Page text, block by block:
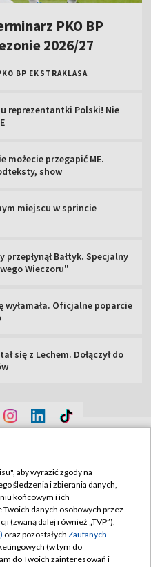
PKO BP
2026/27
BP EKSTRAKLASA
reprezentantki Polski! Nie
możecie przegapić ME.
show
miejscu w sprincie
przepłynął Bałtyk. Specjalny
Wieczoru"
wyłamała. Oficjalne poparcie
się z Lechem. Dołączył do
TVP
aby wyrazić zgody na
śledzenia i zbierania danych,
końcowym i ich
danych osobowych przez
(zwaną dalej również „TVP”),
oraz pozostałych Zaufanych
(w tym do
do Twoich zainteresowań i